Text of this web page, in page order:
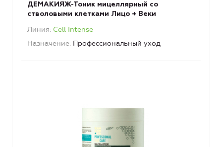
ДЕМАКИЯЖ-Тоник мицеллярный со
стволовыми клетками Лицо + Веки
Линия Cell Intense
Назначение Профессиональный уход